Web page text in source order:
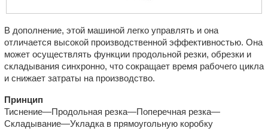
В дополнение, этой машиной легко управлять и она
отличается высокой производственной эффективностью. Она
может осуществлять функции продольной резки, обрезки и
складывания синхронно, что сокращает время рабочего цикла
и снижает затраты на производство.
Принцип
Тиснение—Продольная резка—Поперечная резка—
Складывание—Укладка в прямоугольную коробку